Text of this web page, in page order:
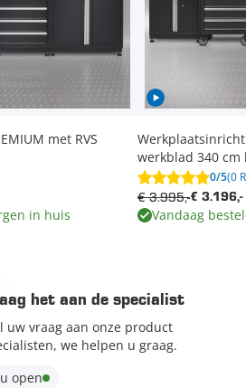
met RVS
in huis
werkblad 340 cm
0/5(0
€ 3.196,-
€ 3.995,-
Vandaag
het aan de specialist
uw vraag aan onze product
we helpen u graag.
open